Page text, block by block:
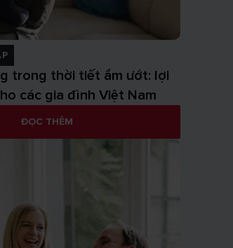
trong thời tiết ẩm ướt: lợi
các gia đình Việt Nam
ĐỌC THÊM